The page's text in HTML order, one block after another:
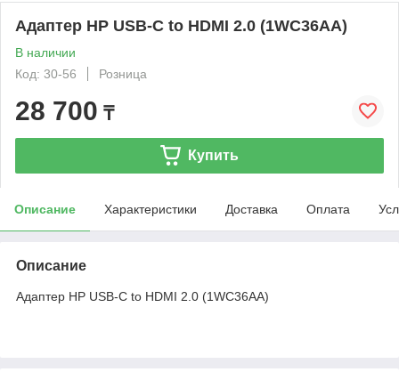
Адаптер HP USB-C to HDMI 2.0 (1WC36AA)
В наличии
Код: 30-56
Розница
28 700 ₸
Купить
Описание Характеристики Доставка Оплата
Описание
Адаптер HP USB-C to HDMI 2.0 (1WC36AA)